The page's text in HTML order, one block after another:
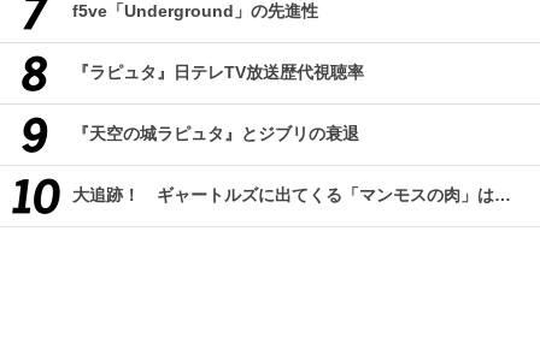
f5ve「Underground」の先進性
『ラピュタ』日テレTV放送歴代視聴率
『天空の城ラピュタ』とジブリの衰退
大追跡！ ギャートルズに出てくる「マンモスの肉」はどんな味なのか？（前編）